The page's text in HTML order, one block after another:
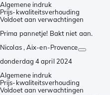
Algemene indruk
Prijs-kwaliteitsverhouding
Voldoet aan verwachtingen
Prima pannetje! Bakt niet aan.
Nicolas , Aix-en-Provence
donderdag 4 april 2024
Algemene indruk
Prijs-kwaliteitsverhouding
Voldoet aan verwachtingen